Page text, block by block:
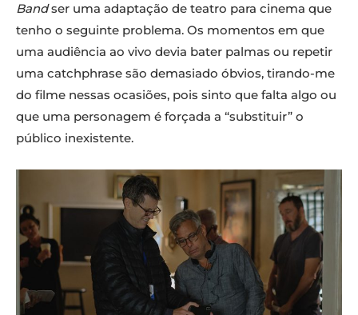
Bandser uma adaptação de teatro para cinema que
tenho o seguinte problema. Os momentos em que
uma audiência ao vivo devia bater palmas ou repetir
uma catchphrase são demasiado óbvios, tirando-me
do filme nessas ocasiões, pois sinto que falta algo ou
que uma personagem é forçada a “substituir” o
público inexistente.